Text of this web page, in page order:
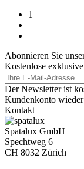
1
Abonnieren Sie
Kostenlose
Der Newsletter ist
Kundenkonto
Kontakt
Spatalux GmbH
Spechtweg 6
CH 8032 Zürich